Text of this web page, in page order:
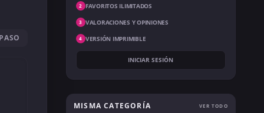
2 FAVORITOS ILIMITADOS
3 VALORACIONES Y OPINIONES
4 VERSIÓN IMPRIMIBLE
INICIAR SESIÓN
MISMA CATEGORÍA VER TODO